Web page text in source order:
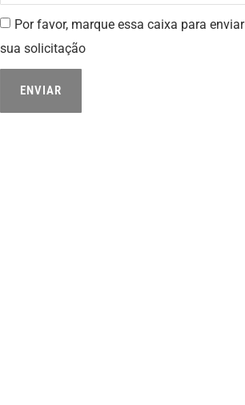
Por favor, marque essa caixa para enviar
sua solicitação
ENVIAR